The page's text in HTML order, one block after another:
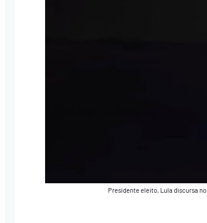
Presidente eleito, Lula discursa